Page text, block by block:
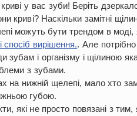
у вас зуби! Беріть
криві? Наскільки замітні
можуть бути трендом в
вирішення.. Але
зубам і організму і щілиною
з зубами.
на нижній щелепі, мало хто
губою.
які не просто повязані з